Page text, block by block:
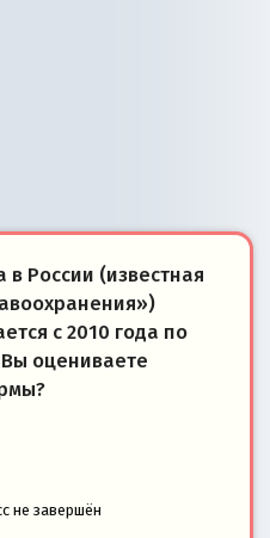
России (известная
с 2010 года по
оцениваете
не завершён